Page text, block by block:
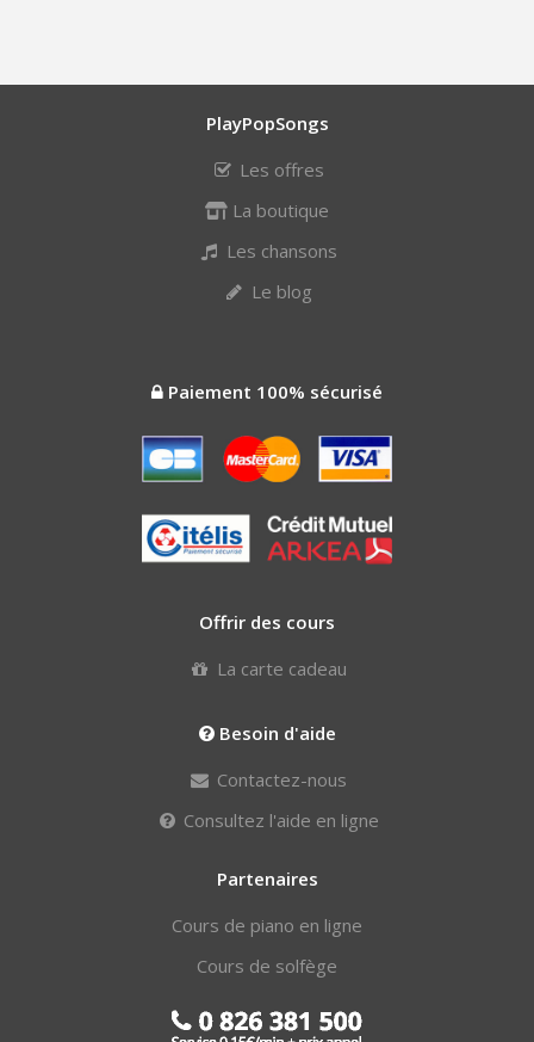
PlayPopSongs
Les offres
La boutique
Les chansons
Le blog
Paiement 100% sécurisé
Offrir des cours
La carte cadeau
Besoin d'aide
Contactez-nous
Consultez l'aide en ligne
Partenaires
Cours de piano en ligne
Cours de solfège